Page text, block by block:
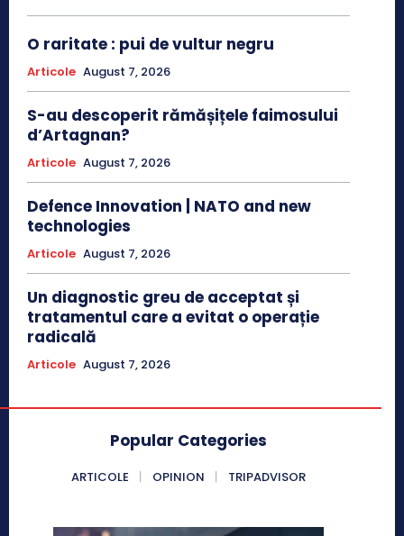
O raritate : pui de vultur negru
Articole August 7, 2026
S-au descoperit rămășițele faimosului
d’Artagnan?
Articole August 7, 2026
Defence Innovation | NATO and new
technologies
Articole August 7, 2026
Un diagnostic greu de acceptat și
tratamentul care a evitat o operație
radicală
Articole August 7, 2026
Popular Categories
ARTICOLE OPINION TRIPADVISOR